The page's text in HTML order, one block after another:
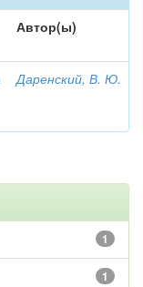
Автор(ы)
Даренский, В. Ю.
1
1